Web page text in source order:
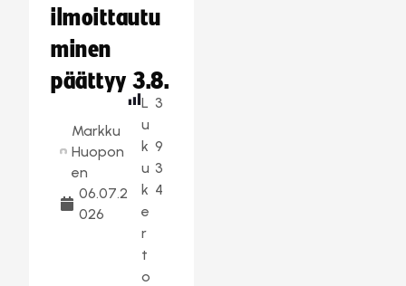
ilmoittautu
minen
päättyy 3.8.
Markku
Huopon
en
06.07.2
026
L
u
k
u
k
e
r
t
o
3
9
3
4